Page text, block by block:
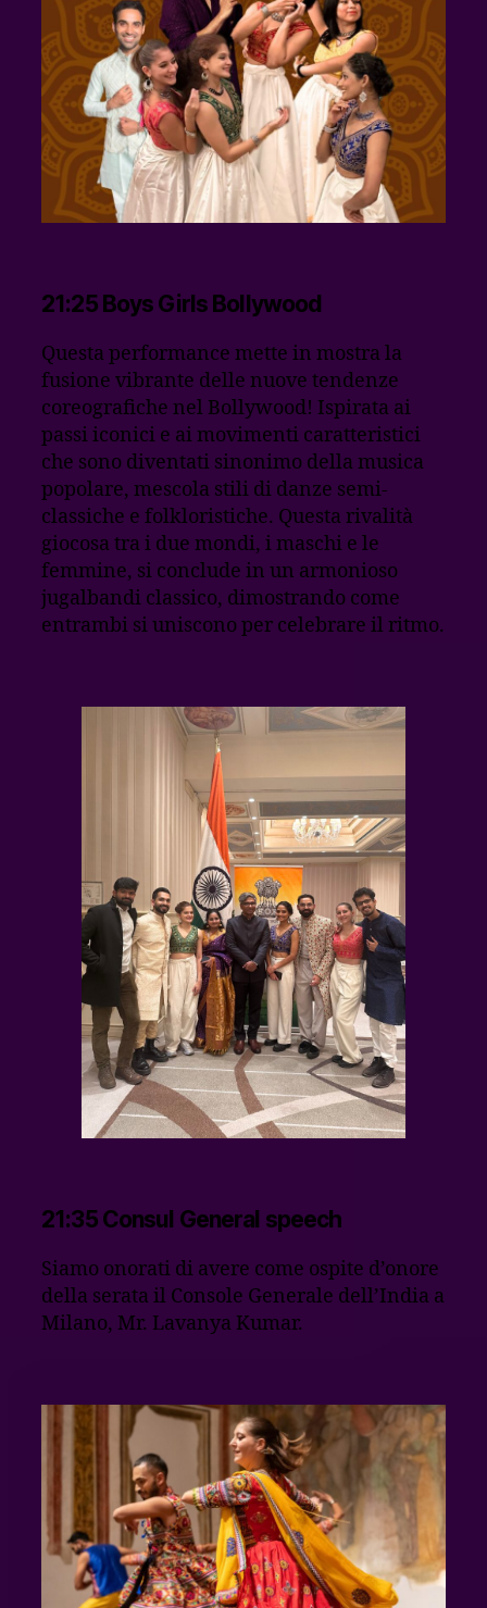
21:25 Boys Girls Bollywood
Questa performance mette in mostra la
fusione vibrante delle nuove tendenze
coreografiche nel Bollywood! Ispirata ai
passi iconici e ai movimenti caratteristici
che sono diventati sinonimo della musica
popolare, mescola stili di danze semi-
classiche e folkloristiche. Questa rivalità
giocosa tra i due mondi, i maschi e le
femmine, si conclude in un armonioso
jugalbandi classico, dimostrando come
entrambi si uniscono per celebrare il ritmo.
21:35 Consul General speech
Siamo onorati di avere come ospite d’onore
della serata il Console Generale dell’India a
Milano, Mr. Lavanya Kumar.